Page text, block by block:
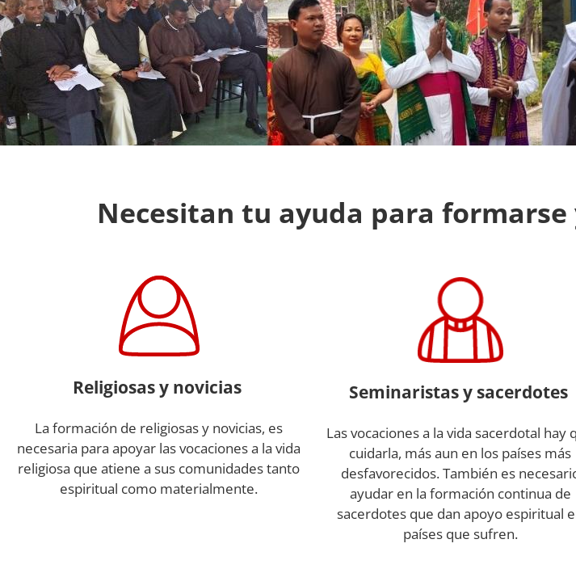
Necesitan tu ayuda para
Religiosas y novicias
La formación de religiosas y novicias, es
necesaria para apoyar las vocaciones a la vida
religiosa que atiene a sus comunidades tanto
espiritual como materialmente.
Seminaristas y sacerdotes
Las vocaciones a la vida sacerdotal hay
cuidarla, más aun en los países más
desfavorecidos. También es
ayudar en la formación continua de
sacerdotes que dan apoyo espiritual
países que sufren.